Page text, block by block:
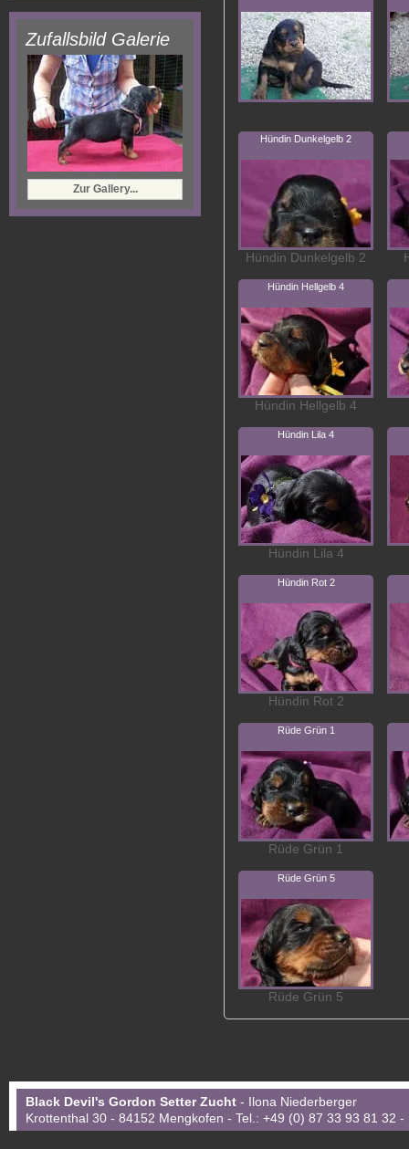
Zufallsbild Galerie
Zur Gallery...
Hündin Dunkelgelb 2
Hündin Dunkelgelb 2
Hündin Hellgelb 4
Hündin Hellgelb 4
Hündin Lila 4
Hündin Lila 4
Hündin Rot 2
Hündin Rot 2
Rüde Grün 1
Rüde Grün 1
Rüde Grün 5
Rüde Grün 5
Black Devil's Gordon Setter Zucht - Ilona Niederberger
Krottenthal 30 - 84152 Mengkofen - Tel.: +49 (0) 87 33 93 81 32